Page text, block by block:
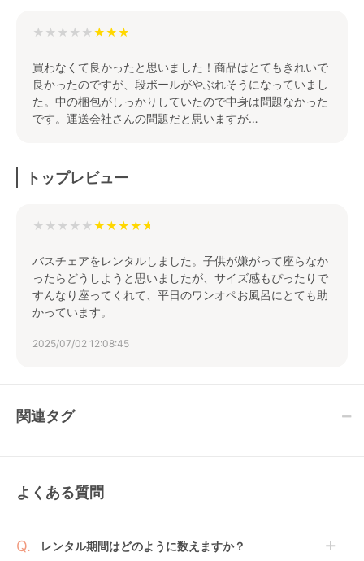
★★★★★
買わなくて良かったと思いました！商品はとてもきれいで
良かったのですが、段ボールがやぶれそうになっていまし
た。中の梱包がしっかりしていたので中身は問題なかった
です。運送会社さんの問題だと思いますが…
トップレビュー
★★★★★
バスチェアをレンタルしました。子供が嫌がって座らなか
ったらどうしようと思いましたが、サイズ感もぴったりで
すんなり座ってくれて、平日のワンオペお風呂にとても助
かっています。
2025/07/02 12:08:45
関連タグ
よくある質問
レンタル期間はどのように数えますか？